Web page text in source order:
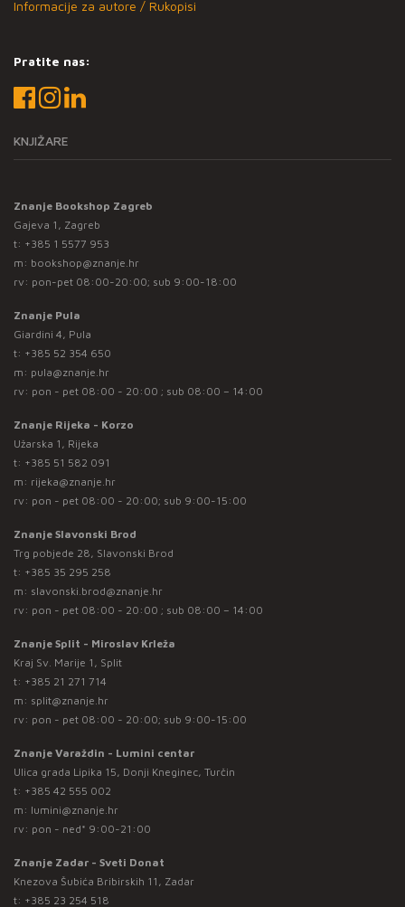
Informacije za autore / Rukopisi
Pratite nas:
KNJIŽARE
Znanje Bookshop Zagreb
Gajeva 1, Zagreb
t: +385 1 5577 953
m: bookshop@znanje.hr
rv: pon-pet 08:00-20:00; sub 9:00-18:00
Znanje Pula
Giardini 4, Pula
t: +385 52 354 650
m: pula@znanje.hr
rv: pon - pet 08:00 - 20:00 ; sub 08:00 – 14:00
Znanje Rijeka - Korzo
Užarska 1, Rijeka
t: +385 51 582 091
m: rijeka@znanje.hr
rv: pon - pet 08:00 - 20:00; sub 9:00-15:00
Znanje Slavonski Brod
Trg pobjede 28, Slavonski Brod
t: +385 35 295 258
m: slavonski.brod@znanje.hr
rv: pon - pet 08:00 - 20:00 ; sub 08:00 – 14:00
Znanje Split - Miroslav Krleža
Kraj Sv. Marije 1, Split
t: +385 21 271 714
m: split@znanje.hr
rv: pon - pet 08:00 - 20:00; sub 9:00-15:00
Znanje Varaždin - Lumini centar
Ulica grada Lipika 15, Donji Kneginec, Turčin
t: +385 42 555 002
m: lumini@znanje.hr
rv: pon - ned* 9:00-21:00
Znanje Zadar - Sveti Donat
Knezova Šubića Bribirskih 11, Zadar
t: +385 23 254 518